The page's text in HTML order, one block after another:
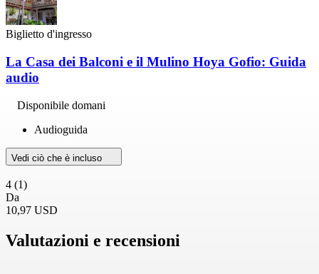
Biglietto d'ingresso
La Casa dei Balconi e il Mulino Hoya Gofio: Guida
audio
Disponibile domani
Audioguida
Vedi ciò che è incluso
4 (1)
Da
10,97 USD
Valutazioni e recensioni